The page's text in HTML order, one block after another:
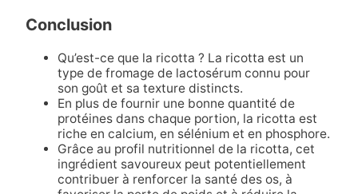
Conclusion
Qu’est-ce que la ricotta ? La ricotta est un
type de fromage de lactosérum connu pour
son goût et sa texture distincts.
En plus de fournir une bonne quantité de
protéines dans chaque portion, la ricotta est
riche en calcium, en sélénium et en phosphore.
Grâce au profil nutritionnel de la ricotta, cet
ingrédient savoureux peut potentiellement
contribuer à renforcer la santé des os, à